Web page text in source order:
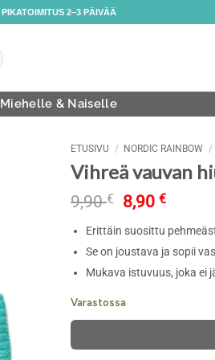
PIKATOIMITUS 2–3 PÄIVÄÄ
Miehelle & Naiselle
ETUSIVU / NORDIC RAINBOW /
Vihreä vauvan
9,90€
Alkuperäinen
oli:
9,90 €.
8,90€
on:
8,90
Erittäin suosittu
Se on joustava ja sopii
Mukava istuvuus, joka ei
Varastossa